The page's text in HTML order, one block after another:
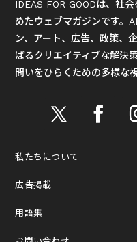
IDEAS FOR GOODは、社
めたウェブマガジンです。
ン、アート、広告、政策、
ばるクリエイティブな解決
問いをひらくための多様な
私たちについて
広告掲載
用語集